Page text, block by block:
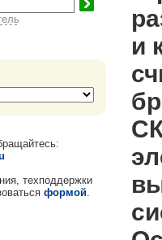
техподдержки
формой
и